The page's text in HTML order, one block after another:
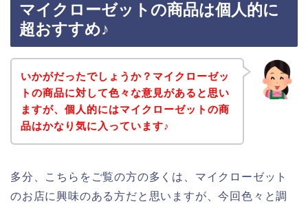
マイクローゼットの商品は個人的に
超おすすめ♪
いかがだったでしょうか？マイクローゼッ
トの商品に対して色々な意見があると思い
ますが、個人的にはマイクローゼットの商
品はかなり気に入っています♪
多分、こちらをご覧の方の多くは、マイクローゼット
のお店に興味のある方だと思いますが、今回色々と調